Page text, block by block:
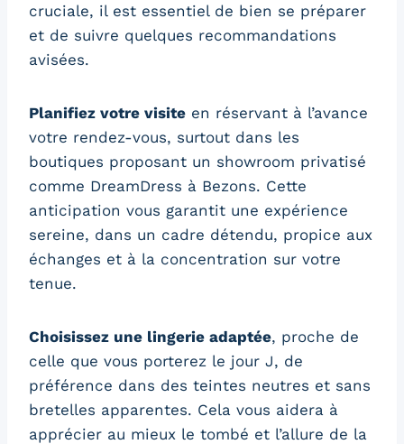
cruciale, il est essentiel de bien se préparer
et de suivre quelques recommandations
avisées.
Planifiez votre visite en réservant à l’avance
votre rendez-vous, surtout dans les
boutiques proposant un showroom privatisé
comme DreamDress à Bezons. Cette
anticipation vous garantit une expérience
sereine, dans un cadre détendu, propice aux
échanges et à la concentration sur votre
tenue.
Choisissez une lingerie adaptée, proche de
celle que vous porterez le jour J, de
préférence dans des teintes neutres et sans
bretelles apparentes. Cela vous aidera à
apprécier au mieux le tombé et l’allure de la